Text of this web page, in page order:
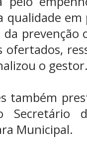
ofertados,
o
também
Secretário
Municipal.